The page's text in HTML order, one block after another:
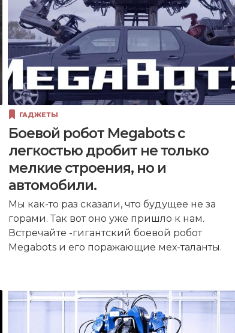
ГАДЖЕТЫ
Боевой робот Megabots с
легкостью дробит не только
мелкие строения, но и
автомобили.
Мы как-то раз сказали, что будущее не за
горами. Так вот оно уже пришло к нам.
Встречайте -гигантский боевой робот
Megabots и его поражающие мех-таланты.